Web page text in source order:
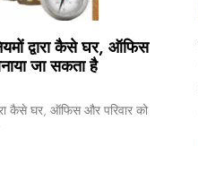
द्वारा कैसे घर, ऑफिस
जा सकता है
कैसे घर, ऑफिस और परिवार को